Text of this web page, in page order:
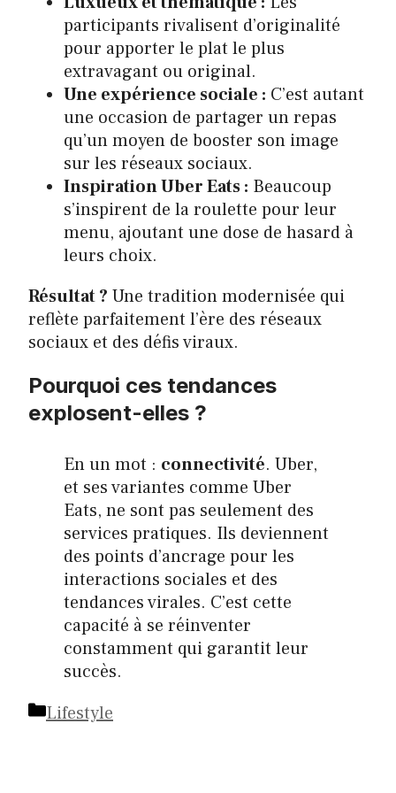
participants rivalisent d’originalité
pour apporter le plat le plus
extravagant ou original.
Une expérience sociale : C’est autant
une occasion de partager un repas
qu’un moyen de booster son image
sur les réseaux sociaux.
Inspiration Uber Eats : Beaucoup
s’inspirent de la roulette pour leur
menu, ajoutant une dose de hasard à
leurs choix.
Résultat ? Une tradition modernisée qui
reflète parfaitement l’ère des réseaux
sociaux et des défis viraux.
Pourquoi ces tendances
explosent-elles ?
En un mot : connectivité. Uber,
et ses variantes comme Uber
Eats, ne sont pas seulement des
services pratiques. Ils deviennent
des points d’ancrage pour les
interactions sociales et des
tendances virales. C’est cette
capacité à se réinventer
constamment qui garantit leur
succès.
Catégories
Lifestyle